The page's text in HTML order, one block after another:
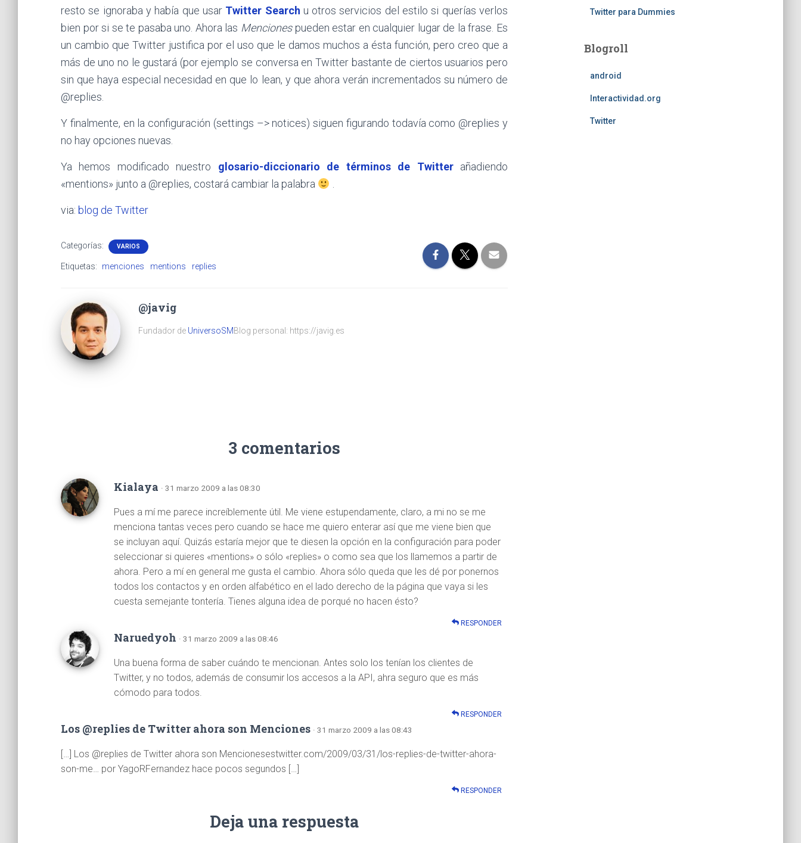
resto se ignoraba y había que usar Twitter Search u otros servicios del estilo si querías verlos
bien por si se te pasaba uno. Ahora las Mencionespueden estar en cualquier lugar de la frase. Es
un cambio que Twitter justifica por el uso que le damos muchos a ésta función, pero creo que a
más de uno no le gustará (por ejemplo se conversa en Twitter bastante de ciertos usuarios pero
sin que haya especial necesidad en que lo lean, y que ahora verán incrementados su número de
@replies.
Y finalmente, en la configuración (settings –> notices) siguen figurando todavía como @replies y
no hay opciones nuevas.
Ya hemos modificado nuestro glosario-diccionario de términos de Twitterañadiendo
«mentions» junto a @replies, costará cambiar la palabra
via: blog de Twitter
Categorías: VARIOS
Etiquetas: menciones mentions replies
@javig
Fundador de UniversoSMBlog personal: https://javig.es
3 comentarios
Kialaya · 31 marzo 2009 a las 08:30
Pues a mí me parece increíblemente útil. Me viene estupendamente, claro, a mi no se me
menciona tantas veces pero cuando se hace me quiero enterar así que me viene bien que
se incluyan aquí. Quizás estaría mejor que te diesen la opción en la configuración para poder
seleccionar si quieres «mentions» o sólo «replies» o como sea que los llamemos a partir de
ahora. Pero a mí en general me gusta el cambio. Ahora sólo queda que les dé por ponernos
todos los contactos y en orden alfabético en el lado derecho de la página que vaya si les
cuesta semejante tontería. Tienes alguna idea de porqué no hacen ésto?
RESPONDER
Naruedyoh · 31 marzo 2009 a las 08:46
Una buena forma de saber cuándo te mencionan. Antes solo los tenían los clientes de
Twitter, y no todos, además de consumir los accesos a la API, ahra seguro que es más
cómodo para todos.
RESPONDER
Los @replies de Twitter ahora son Menciones · 31 marzo 2009 a las 08:43
[…] Los @replies de Twitter ahora son Mencionesestwitter.com/2009/03/31/los-replies-de-twitter-ahora-
son-me… por YagoRFernandez hace pocos segundos […]
RESPONDER
Deja una respuesta
Twitter para Dummies
Blogroll
android
Interactividad.org
Twitter